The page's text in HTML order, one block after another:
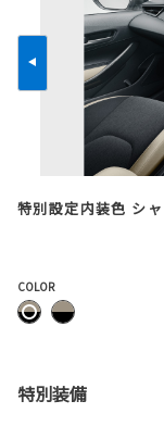
特別設定内装色 シ
COLOR
特別装備